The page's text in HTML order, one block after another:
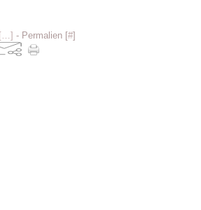
…] - Permalien [#]